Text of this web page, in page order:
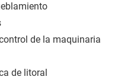
de la maquinaria
de litoral